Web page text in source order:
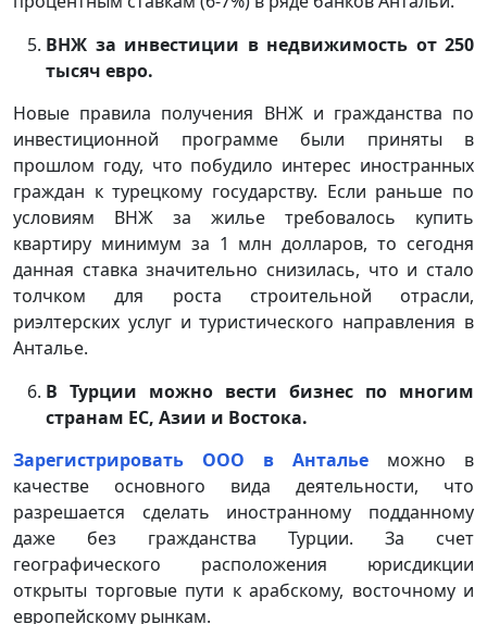
ВНЖ за инвестиции в недвижимость от 250
тысяч евро.
Новые правила получения ВНЖ и гражданства по
инвестиционной программе были приняты в
прошлом году, что побудило интерес иностранных
граждан к турецкому государству. Если раньше по
условиям ВНЖ за жилье требовалось купить
квартиру минимум за 1 млн долларов, то сегодня
данная ставка значительно снизилась, что и стало
толчком для роста строительной отрасли,
риэлтерских услуг и туристического направления в
Анталье.
В Турции можно вести бизнес по многим
странам ЕС, Азии и Востока.
Зарегистрировать ООО в Анталье можно в
качестве основного вида деятельности, что
разрешается сделать иностранному подданному
даже без гражданства Турции. За счет
географического расположения юрисдикции
открыты торговые пути к арабскому, восточному и
европейскому рынкам.